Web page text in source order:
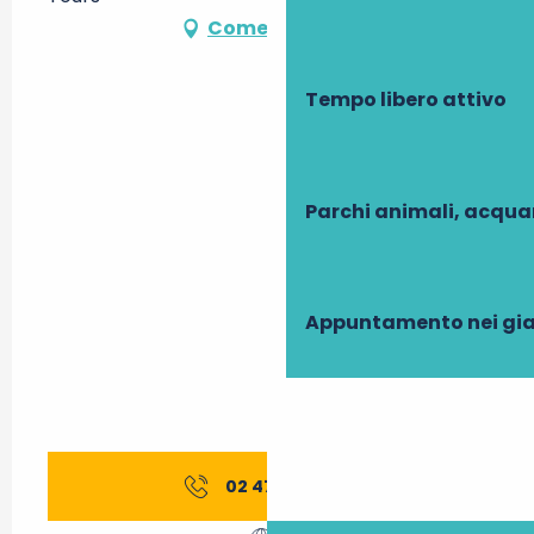
Tempo libero attivo
Parchi animali,
Appuntamento nei
Come arrivare
02 47 21 65